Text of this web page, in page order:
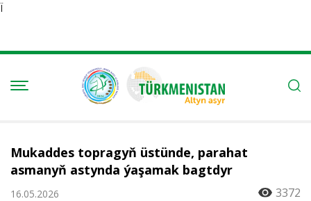
Ï
Mukaddes topragyň üstünde, parahat
asmanyň astynda ýaşamak bagtdyr
16.05.2026 3372